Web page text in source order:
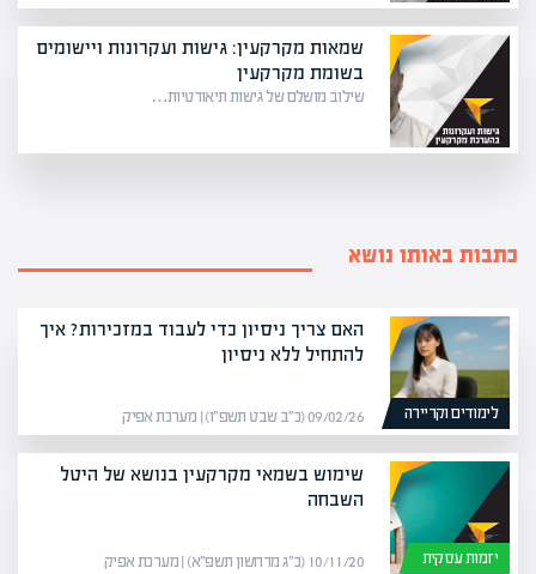
שמאות מקרקעין: גישות ועקרונות ויישומים
בשומת מקרקעין
שילוב מושלם של גישות תיאורטיות…
כתבות באותו נושא
לימודים וקריירה
האם צריך ניסיון כדי לעבוד במזכירות? איך
להתחיל ללא ניסיון
09/02/26 (כ״ב שבט תשפ״ו) | מערכת אפיק
יזמות עסקית
שימוש בשמאי מקרקעין בנושא של היטל
השבחה
10/11/20 (כ״ג מרחשון תשפ״א) | מערכת אפיק